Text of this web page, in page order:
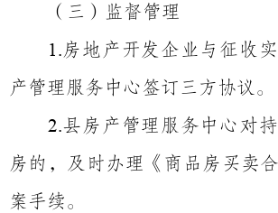
（三）监督管理
1.房地产开发企业与征收
产管理服务中心签订三方协议。
2.县房产管理服务中心对
房的，及时办理《商品房买卖
案手续。